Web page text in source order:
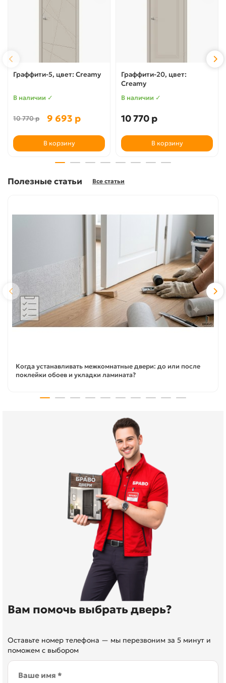
Граффити-5, цвет: Creamy
В наличии ✓
10 770 р 9 693 р
В корзину
Граффити-20, цвет:
Creamy
В наличии ✓
10 770 р
В корзину
Полезные статьи Все статьи
Когда устанавливать межкомнатные двери: до или после
поклейки обоев и укладки ламината?
Вам помочь выбрать дверь?
Оставьте номер телефона — мы перезвоним за 5 минут и
поможем с выбором